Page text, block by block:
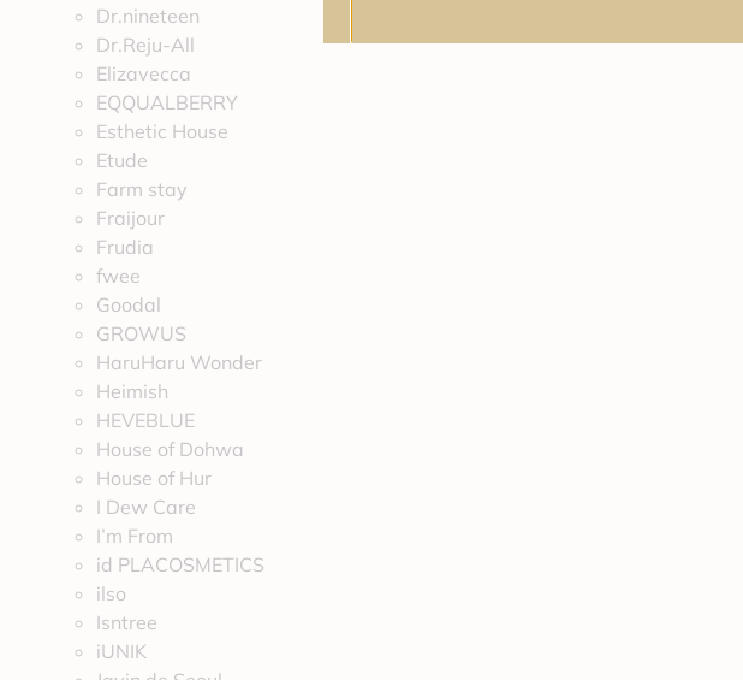
Dr.nineteen
Dr.Reju-All
Elizavecca
EQQUALBERRY
Esthetic House
Etude
Farm stay
Fraijour
Frudia
fwee
Goodal
GROWUS
HaruHaru Wonder
Heimish
HEVEBLUE
House of Dohwa
House of Hur
I Dew Care
I’m From
id PLACOSMETICS
ilso
Isntree
iUNIK